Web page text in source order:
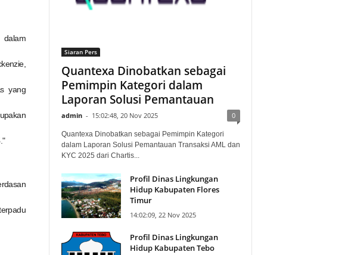
dalam
yang
Siaran Pers
Quantexa Dinobatkan sebagai
Pemimpin Kategori dalam
Laporan Solusi Pemantauan
admin - 15:02:48, 20 Nov 2025 0
Quantexa Dinobatkan sebagai Pemimpin Kategori
dalam Laporan Solusi Pemantauan Transaksi AML dan
KYC 2025 dari Chartis...
Profil Dinas Lingkungan
Hidup Kabupaten Flores
Timur
14:02:09, 22 Nov 2025
Profil Dinas Lingkungan
Hidup Kabupaten Tebo